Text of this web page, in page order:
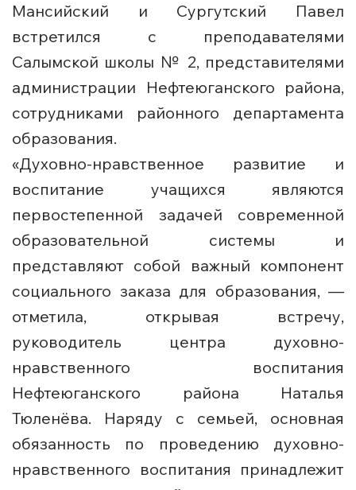
Мансийский и Сургутский Павел
встретился с преподавателями
Салымской школы № 2, представителями
администрации Нефтеюганского района,
сотрудниками районного департамента
образования.
«Духовно-нравственное развитие и
воспитание учащихся являются
первостепенной задачей современной
образовательной системы и
представляют собой важный компонент
социального заказа для образования, —
отметила, открывая встречу,
руководитель центра духовно-
нравственного воспитания
Нефтеюганского района Наталья
Тюленёва. Наряду с семьей, основная
обязанность по проведению духовно-
нравственного воспитания принадлежит